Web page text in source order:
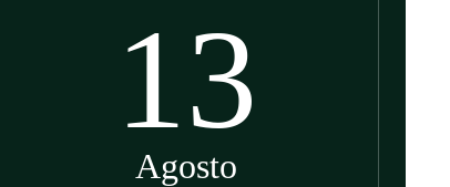
13
Agosto